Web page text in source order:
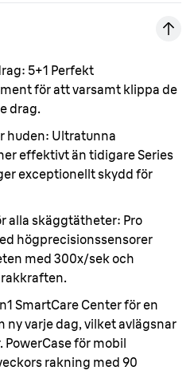
5+1 Perfekt
för att varsamt klippa de
drag.
huden: Ultratunna
effektivt än tidigare Series
exceptionellt skydd för
alla skäggtätheter: Pro
högprecisionssensorer
med 300x/sek och
SmartCare Center för en
ny varje dag, vilket avlägsnar
PowerCase för mobil
rakning med 90